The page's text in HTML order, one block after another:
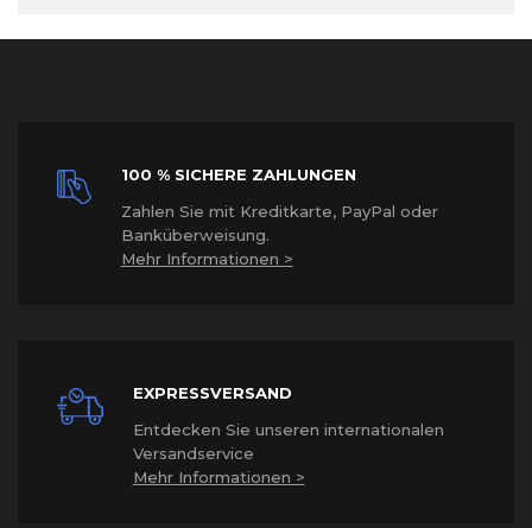
100 % SICHERE ZAHLUNGEN
Zahlen Sie mit Kreditkarte, PayPal oder
Banküberweisung.
Mehr Informationen >
EXPRESSVERSAND
Entdecken Sie unseren internationalen
Versandservice
Mehr Informationen >